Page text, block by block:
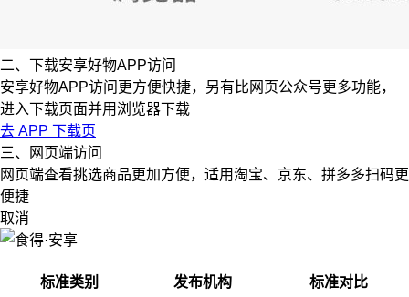
二、下载安享好物APP访问
安享好物APP访问更方便快捷，另有比网页公众号更多功能，
进入下载页面并用浏览器下载
去 APP 下载页
三、网页端访问
网页端查看挑选商品更加方便，适用淘宝、京东、拼多多扫码更
便捷
取消
标准类别 发布机构 标准对比